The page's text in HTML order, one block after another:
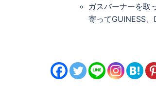
ガスバーナーを取
寄ってGUINESS